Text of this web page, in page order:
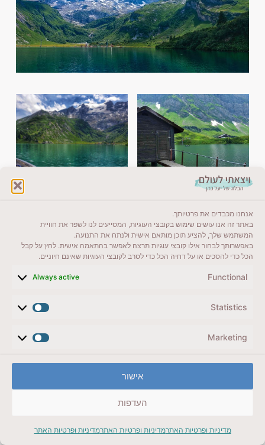
אנחנו מכבדים את פרטיותך.
באתר זה אנו עושים שימוש בקובצי העוגיות, המסייעים לנו לשפר את חוויית
המשתמש שלך, להציע תוכן מותאם אישית ולנתח את התנועה.
באפשרותך לבחור אילו קובצי עוגיות תרצה לאפשר בהתאמה אישית. לחץ על קבל
הכל כדי להסכים או על דחיה הכל כדי לסרב לקובצי העוגיות שאינם חיוניים.
Functional
Always active
Statistics
Marketing
אישור
העדפות
מדיניות ופרטיות האתרמדיניות ופרטיות האתרמדיניות ופרטיות האתר
איזה פספוס!
מסביר לי שהציוד והחליפות נמצאים בנקודה מרוחקת
לנקודת זינוק. בעלי סיים את המשפט ב"אנחנו הבאים בתור
את זה לא שמעתי. מתמקמת מול האומגה עם הטלפון,
דרוכה ללחוץ על כפתור ההקלטה וממתינה. הינה הם!
מתלהבת כמו ילדה, רואה אותם קשורים לחבל ויורדים
במורד, מהר מצלמת ה כ ל מההתחלה, הינה פה הילדה
איזה כיף חושבת לעצמי מבסוטית רצח וחיוך גדול מרוח על